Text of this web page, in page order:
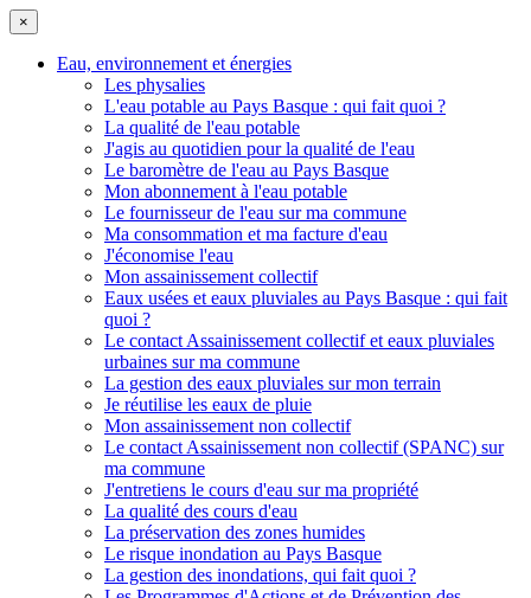
×
Eau, environnement et énergies
Les physalies
L'eau potable au Pays Basque : qui fait quoi ?
La qualité de l'eau potable
J'agis au quotidien pour la qualité de l'eau
Le baromètre de l'eau au Pays Basque
Mon abonnement à l'eau potable
Le fournisseur de l'eau sur ma commune
Ma consommation et ma facture d'eau
J'économise l'eau
Mon assainissement collectif
Eaux usées et eaux pluviales au Pays Basque : qui fait
quoi ?
Le contact Assainissement collectif et eaux pluviales
urbaines sur ma commune
La gestion des eaux pluviales sur mon terrain
Je réutilise les eaux de pluie
Mon assainissement non collectif
Le contact Assainissement non collectif (SPANC) sur
ma commune
J'entretiens le cours d'eau sur ma propriété
La qualité des cours d'eau
La préservation des zones humides
Le risque inondation au Pays Basque
La gestion des inondations, qui fait quoi ?